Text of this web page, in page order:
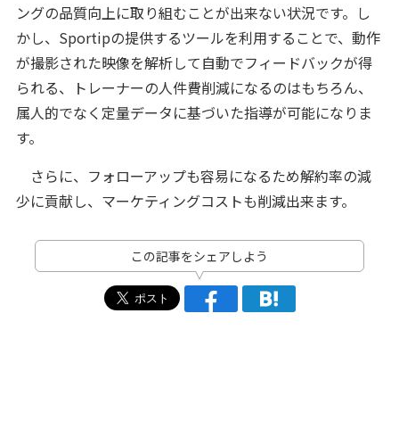
ングの品質向上に取り組むことが出来ない状況です。し
かし、Sportipの提供するツールを利用することで、動作
が撮影された映像を解析して自動でフィードバックが得
られる、トレーナーの人件費削減になるのはもちろん、
属人的でなく定量データに基づいた指導が可能になりま
す。
さらに、フォローアップも容易になるため解約率の減
少に貢献し、マーケティングコストも削減出来ます。
この記事をシェアしよう